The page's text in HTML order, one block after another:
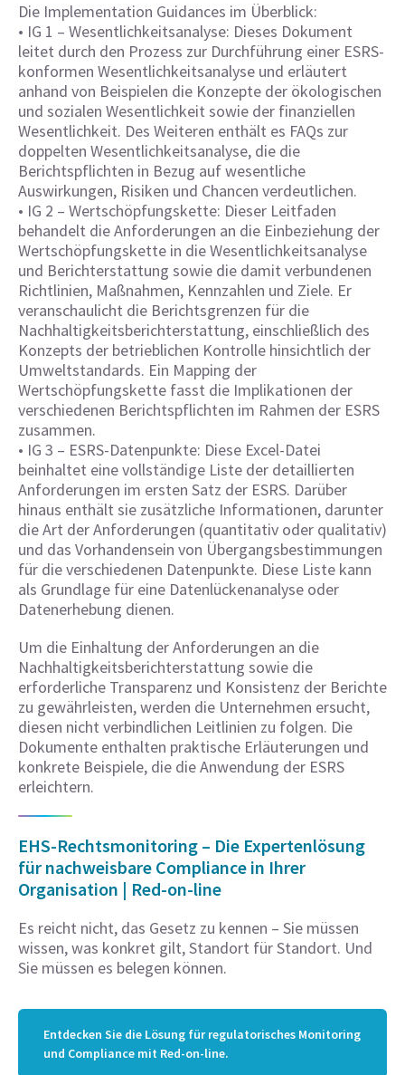
Die Implementation Guidances im Überblick:
• IG 1 – Wesentlichkeitsanalyse: Dieses Dokument
leitet durch den Prozess zur Durchführung einer ESRS-
konformen Wesentlichkeitsanalyse und erläutert
anhand von Beispielen die Konzepte der ökologischen
und sozialen Wesentlichkeit sowie der finanziellen
Wesentlichkeit. Des Weiteren enthält es FAQs zur
doppelten Wesentlichkeitsanalyse, die die
Berichtspflichten in Bezug auf wesentliche
Auswirkungen, Risiken und Chancen verdeutlichen.
• IG 2 – Wertschöpfungskette: Dieser Leitfaden
behandelt die Anforderungen an die Einbeziehung der
Wertschöpfungskette in die Wesentlichkeitsanalyse
und Berichterstattung sowie die damit verbundenen
Richtlinien, Maßnahmen, Kennzahlen und Ziele. Er
veranschaulicht die Berichtsgrenzen für die
Nachhaltigkeitsberichterstattung, einschließlich des
Konzepts der betrieblichen Kontrolle hinsichtlich der
Umweltstandards. Ein Mapping der
Wertschöpfungskette fasst die Implikationen der
verschiedenen Berichtspflichten im Rahmen der ESRS
zusammen.​
• IG 3 – ESRS-Datenpunkte: Diese Excel-Datei
beinhaltet eine vollständige Liste der detaillierten
Anforderungen im ersten Satz der ESRS. Darüber
hinaus enthält sie zusätzliche Informationen, darunter
die Art der Anforderungen (quantitativ oder qualitativ)
und das Vorhandensein von Übergangsbestimmungen
für die verschiedenen Datenpunkte. Diese Liste kann
als Grundlage für eine Datenlückenanalyse oder
Datenerhebung dienen.
Um die Einhaltung der Anforderungen an die
Nachhaltigkeitsberichterstattung sowie die
erforderliche Transparenz und Konsistenz der Berichte
zu gewährleisten, werden die Unternehmen ersucht,
diesen nicht verbindlichen Leitlinien zu folgen. Die
Dokumente enthalten praktische Erläuterungen und
konkrete Beispiele, die die Anwendung der ESRS
erleichtern.
EHS-Rechtsmonitoring – Die Expertenlösung
für nachweisbare Compliance in Ihrer
Organisation | Red-on-line
Es reicht nicht, das Gesetz zu kennen – Sie müssen
wissen, was konkret gilt, Standort für Standort. Und
Sie müssen es belegen können.
Entdecken Sie die Lösung für regulatorisches Monitoring
und Compliance mit Red-on-line.